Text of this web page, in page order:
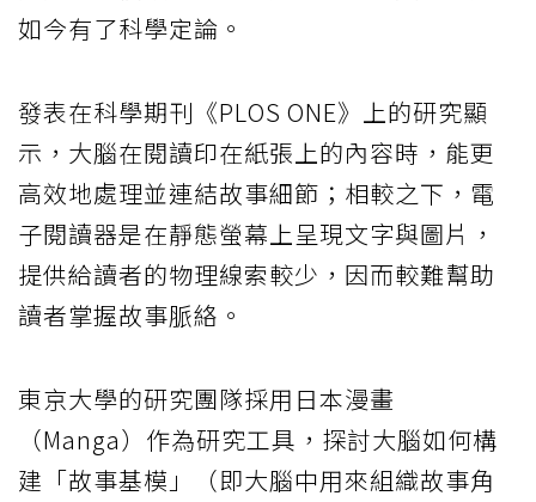
如今有了科學定論。
發表在科學期刊《PLOS ONE》上的研究顯
示，大腦在閱讀印在紙張上的內容時，能更
高效地處理並連結故事細節；相較之下，電
子閱讀器是在靜態螢幕上呈現文字與圖片，
提供給讀者的物理線索較少，因而較難幫助
讀者掌握故事脈絡。
東京大學的研究團隊採用日本漫畫
（Manga）作為研究工具，探討大腦如何構
建「故事基模」（即大腦中用來組織故事角